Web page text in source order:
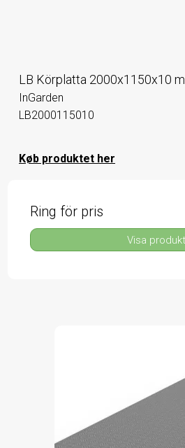
LB Körplatta 2000x1150x10
InGarden
LB2000115010
Køb produktet her
Ring för pris
Visa